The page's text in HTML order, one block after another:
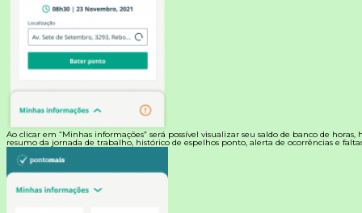
Ao clicar em “Minhas informações” será possível visualizar seu saldo de banco de horas,
resumo da jornada de trabalho, histórico de espelhos ponto, alerta de ocorrências e